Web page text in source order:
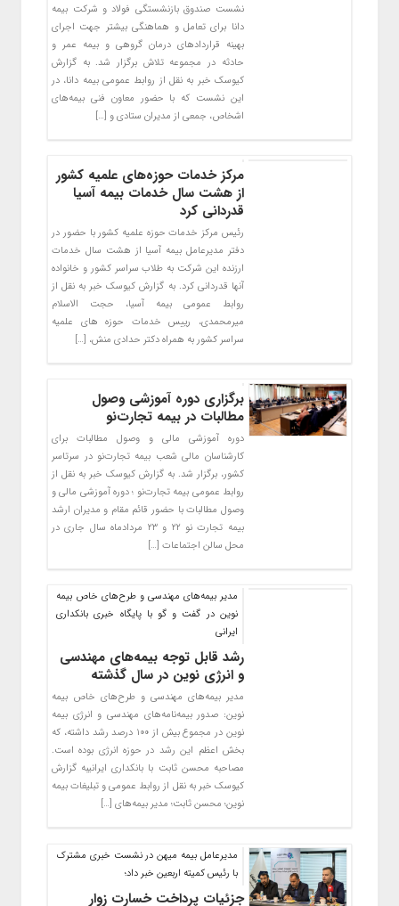
نشست صندوق بازنشستگی فولاد و شرکت بیمه
دانا برای تعامل و هماهنگی بیشتر جهت اجرای
بهینه قراردادهای درمان گروهی و بیمه عمر و
حادثه در مجموعه تلاش برگزار شد. به گزارش
کیوسک خبر به نقل از روابط عمومی بیمه دانا، در
این نشست که با حضور معاون فنی بیمه‌های
اشخاص، جمعی از مدیران ستادی و […]
مرکز خدمات حوزه‌های علمیه کشور
از هشت سال خدمات بیمه آسیا
قدردانی کرد
رئیس مرکز خدمات حوزه علمیه کشور با حضور در
دفتر مدیرعامل بیمه آسیا از هشت سال خدمات
ارزنده این شرکت به طلاب سراسر کشور و خانواده
آنها قدردانی کرد. به گزارش کیوسک خبر به نقل از
روابط عمومی بیمه آسیا، حجت الاسلام
میرمحمدی، رییس خدمات حوزه های علمیه
سراسر کشور به همراه دکتر حدادی منش، […]
برگزاری دوره آموزشی وصول
مطالبات در بیمه تجارت‌نو
دوره آموزشی مالی و وصول مطالبات برای
کارشناسان مالی شعب بیمه تجارت‌نو در سرتاسر
کشور، برگزار شد. به گزارش کیوسک خبر به نقل از
روابط عمومی بیمه تجارت‌نو ؛ دوره آموزشی مالی و
وصول مطالبات با حضور قائم مقام و مدیران ارشد
بیمه تجارت نو ۲۲ و ۲۳ مردادماه سال جاری در
محل سالن اجتماعات […]
مدیر بیمه‌های مهندسی و طرح‌های خاص بیمه
نوین در گفت و گو با پایگاه خبری بانکداری
ایرانی
رشد قابل توجه بیمه‌های مهندسی
و انرژی نوین در سال گذشته
مدیر بیمه‌های مهندسی و طرح‌های خاص بیمه
نوین: صدور بیمه‌نامه‌های مهندسی و انرژی بیمه
نوین در مجموع بیش از ۱۰۰ درصد رشد داشته، که
بخش اعظم این رشد در حوزه انرژی بوده است.
مصاحبه محسن ثابت با بانکداری ایرانیبه گزارش
کیوسک خبر به نقل از روابط عمومی و تبلیغات بیمه
نوین؛ محسن ثابت؛ مدیر بیمه‌های […]
مدیرعامل بیمه میهن در نشست خبری مشترک
با رئیس کمیته اربعین خبر داد؛
جزئیات پرداخت خسارت زوار